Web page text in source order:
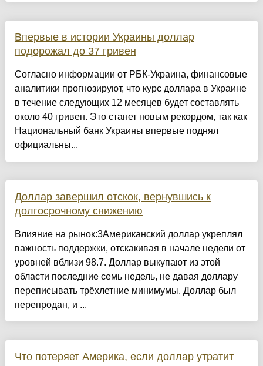
Впервые в истории Украины доллар
подорожал до 37 гривен
Согласно информации от РБК-Украина, финансовые
аналитики прогнозируют, что курс доллара в Украине
в течение следующих 12 месяцев будет составлять
около 40 гривен. Это станет новым рекордом, так как
Национальный банк Украины впервые поднял
официальны...
Доллар завершил отскок, вернувшись к
долгосрочному снижению
Влияние на рынок:3Американский доллар укреплял
важность поддержки, отскакивая в начале недели от
уровней вблизи 98.7. Доллар выкупают из этой
области последние семь недель, не давая доллару
переписывать трёхлетние минимумы. Доллар был
перепродан, и ...
Что потеряет Америка, если доллар утратит